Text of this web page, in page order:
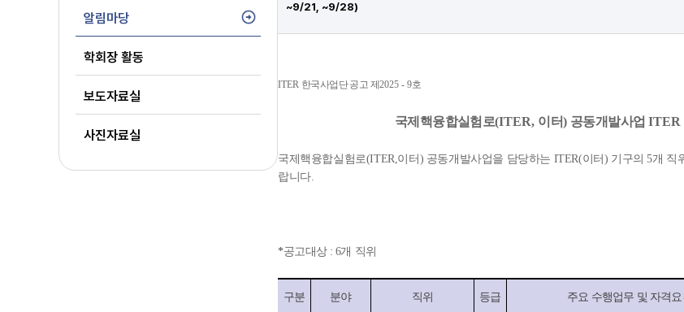
알림마당
학회장 활동
보도자료실
사진자료실
~9/21, ~9/28)
ITER 한국사업단 공고 제 2025 - 9호
국제핵융합실험로(ITER, 이터) 공동개발사업 ITER
국제핵융합실험로(ITER,이터) 공동개발사업을 담당하는 ITER(이터) 기구의 5개
랍니다.
*공고대상: 6개 직위
구분 분야 직위 등급 주요 수행업무 및 자격요